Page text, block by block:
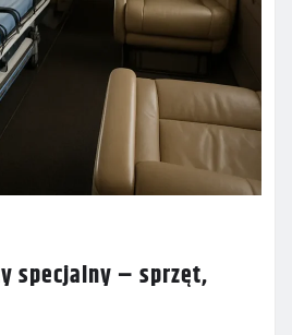
specjalny – sprzęt,